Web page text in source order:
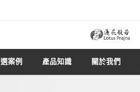
案例 產品知識 關於我們